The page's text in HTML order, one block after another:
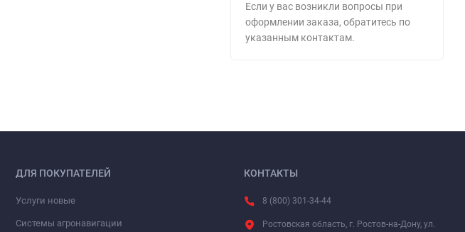
Если у вас возникли вопросы при
оформлении заказа, обратитесь по
указанным контактам.
ДЛЯ ПОКУПАТЕЛЕЙ
Услуги новые
Системы агронавигации
КОНТАКТЫ
8 (800) 301-34-44
Ростовская область, г. Ростов-на-Дону, ул.